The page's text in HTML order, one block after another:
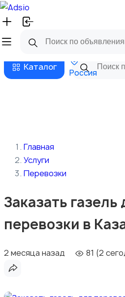
Русский
Бизнес тарифы
Каталог
Россия
Главная
Услуги
Перевозки
Заказать газель
перевозки в
2 месяца назад 81 (2